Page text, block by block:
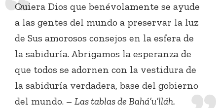
Quiera Dios que benévolamente se ayude
a las gentes del mundo a preservar la luz
de Sus amorosos consejos en la esfera de
la sabiduría. Abrigamos la esperanza de
que todos se adornen con la vestidura de
la sabiduría verdadera, base del gobierno
del mundo. – Las tablas de Bahá’u’lláh.